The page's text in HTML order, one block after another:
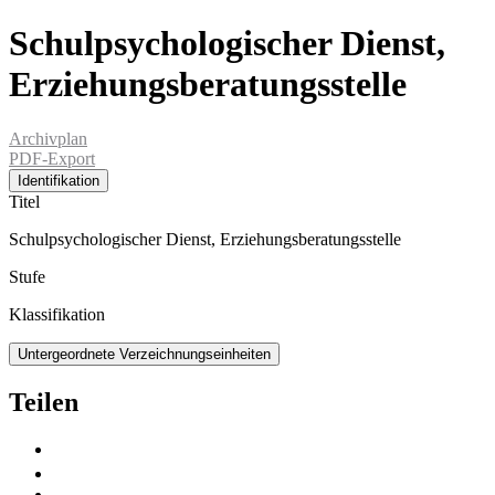
Schulpsychologischer Dienst,
Erziehungsberatungsstelle
Archivplan
PDF-Export
Identifikation
Titel
Schulpsychologischer Dienst, Erziehungsberatungsstelle
Stufe
Klassifikation
Untergeordnete Verzeichnungseinheiten
Teilen